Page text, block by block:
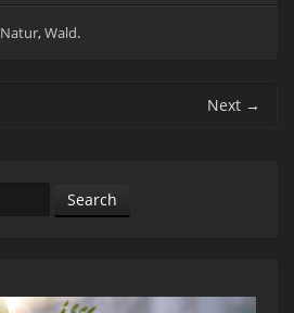
Natur,Wald.
Next →